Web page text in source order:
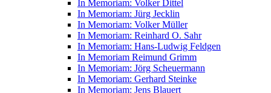
In Memoriam: Volker Dittel
In Memoriam: Jürg Jecklin
In Memoriam: Volker Müller
In Memoriam: Reinhard O. Sahr
In Memoriam: Hans-Ludwig Feldgen
In Memoriam Reimund Grimm
In Memoriam: Jörg Scheuermann
In Memoriam: Gerhard Steinke
In Memoriam: Jens Blauert